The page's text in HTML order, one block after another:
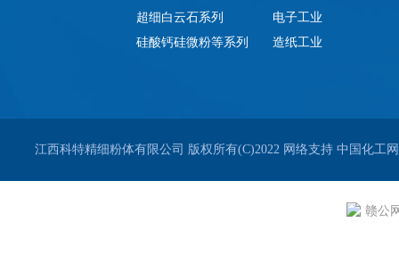
超细白云石系列
硅酸钙硅微粉等系列
电子工业
造纸工业
江西科特精细粉体有限公司 版权所有(C)2022网络支持 中国化工网
赣公